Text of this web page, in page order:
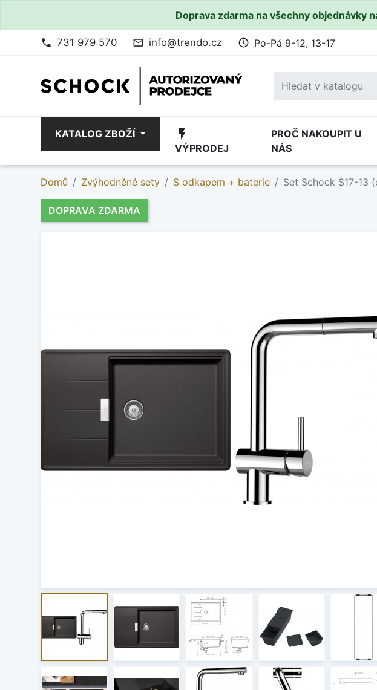
Doprava zdarma na všechny objednávky
phone 731 979 570 mail_outline info@trendo.cz access_time Po-Pá 9-12, 13-17
KATALOG ZBOŽÍ flash_on
VÝPRODEJ
PROČ NAKOUPIT U
NÁS
Domů Zvýhodněné sety S odkapem + baterie Set Schock S17-13
DOPRAVA ZDARMA